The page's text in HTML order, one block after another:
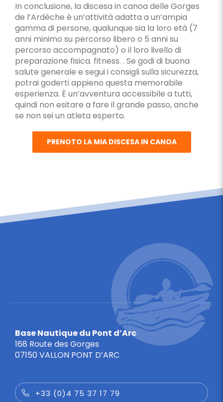
In conclusione, la discesa in canoa delle Gorges
de l’Ardèche è un’attività adatta a un’ampia
gamma di persone, qualunque sia la loro età (7
anni minimo su percorso libero o 5 anni su
percorso accompagnato) o il loro livello di
preparazione fisica. fitness. . Se godi di buona
salute generale e segui i consigli sulla sicurezza,
potrai goderti appieno questa memorabile
esperienza. È un’avventura accessibile a tutti,
quindi non esitare a fare il grande passo, anche
se non sei un atleta esperto.
PRENOTO LA MIA DISCESA IN CANOA
Base Nautique du Pont d’Arc
168 Route des Gorges
07150 VALLON PONT D’ARC
+33 (0)4 75 37 17 79